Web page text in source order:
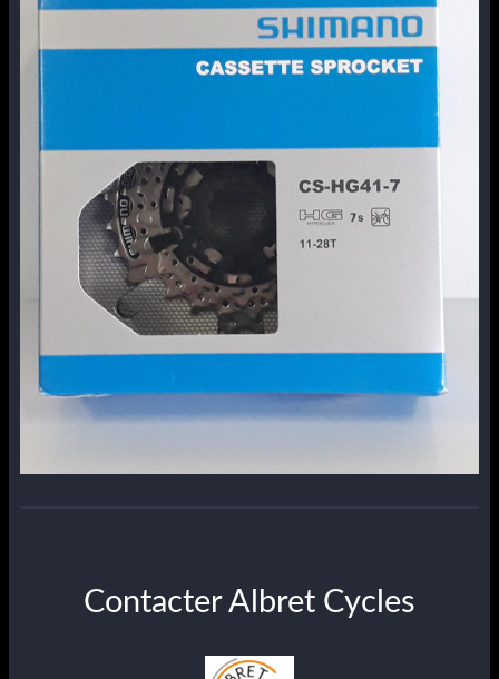
Contacter Albret Cycles